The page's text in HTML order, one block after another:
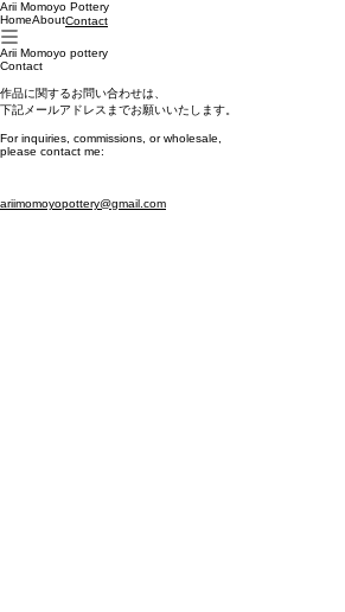
Arii Momoyo Pottery
HomeAboutContact
Arii Momoyo pottery
Contact
作品に関するお問い合わせは、
下記メールアドレスまでお願いいたします。
For inquiries, commissions, or wholesale,
please contact me:
ariimomoyopottery@gmail.com